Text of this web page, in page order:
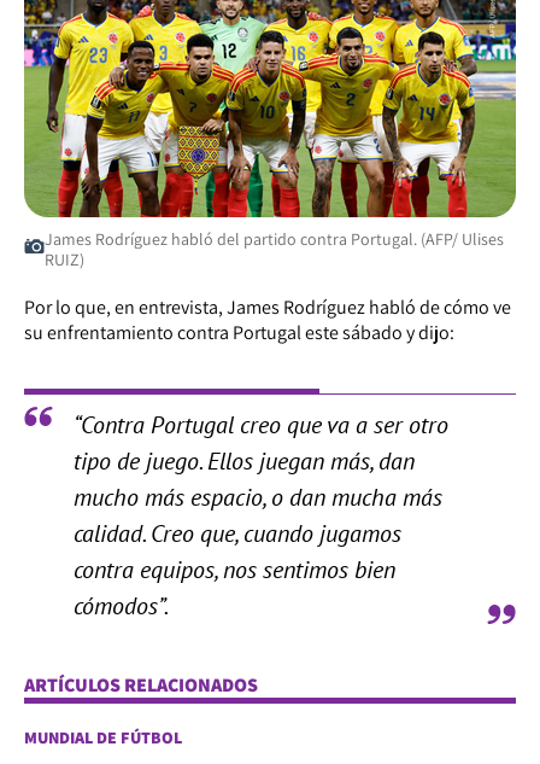
James Rodríguez habló del partido contra Portugal. (AFP/ Ulises
RUIZ)
Por lo que, en entrevista, James Rodríguez habló de cómo ve
su enfrentamiento contra Portugal este sábado y dijo:
“Contra Portugal creo que va a ser otro
tipo de juego. Ellos juegan más, dan
mucho más espacio, o dan mucha más
calidad. Creo que, cuando jugamos
contra equipos, nos sentimos bien
cómodos”.
ARTÍCULOS RELACIONADOS
MUNDIAL DE FÚTBOL